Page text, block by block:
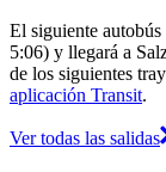
El siguiente
5:06) y llegará a
de los siguientes
aplicación Transit.
Ver todas las salidas